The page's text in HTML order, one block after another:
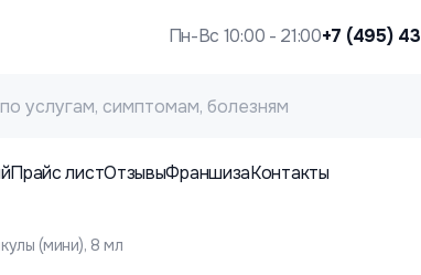
Пн-Вс 10:00 - 21:00+7 (495)
Прайс листОтзывыФраншизаКонтакты
(мини), 8 мл